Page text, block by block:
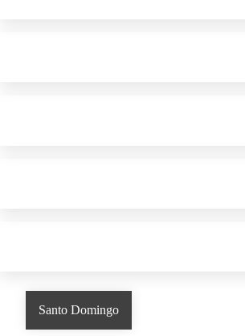
Santo Domingo